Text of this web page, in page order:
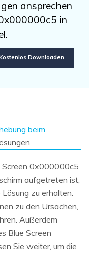
Sign In
ansprechen
in
Downloaden
beim
Screen 0x000000c5
aufgetreten ist,
zu erhalten.
zu den Ursachen,
Außerdem
Blue Screen
Sie weiter, um die